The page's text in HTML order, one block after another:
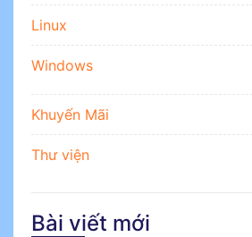
Linux
Windows
Khuyến Mãi
Thư viện
Bài viết mới